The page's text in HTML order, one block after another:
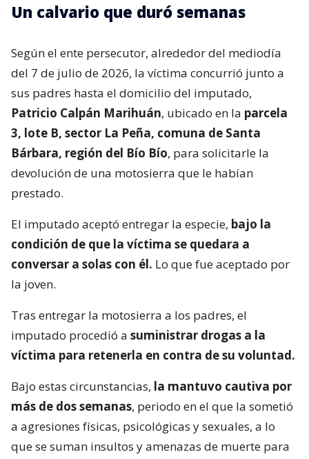
Un calvario que duró semanas
Según el ente persecutor, alrededor del mediodía
del 7 de julio de 2026, la víctima concurrió junto a
sus padres hasta el domicilio del imputado,
Patricio Calpán Marihuán, ubicado en la parcela
3, lote B, sector La Peña, comuna de Santa
Bárbara, región del Bío Bío, para solicitarle la
devolución de una motosierra que le habían
prestado.
El imputado aceptó entregar la especie, bajo la
condición de que la víctima se quedara a
conversar a solas con él. Lo que fue aceptado por
la joven.
Tras entregar la motosierra a los padres, el
imputado procedió a suministrar drogas a la
víctima para retenerla en contra de su voluntad.
Bajo estas circunstancias, la mantuvo cautiva por
más de dos semanas, periodo en el que la sometió
a agresiones físicas, psicológicas y sexuales, a lo
que se suman insultos y amenazas de muerte para